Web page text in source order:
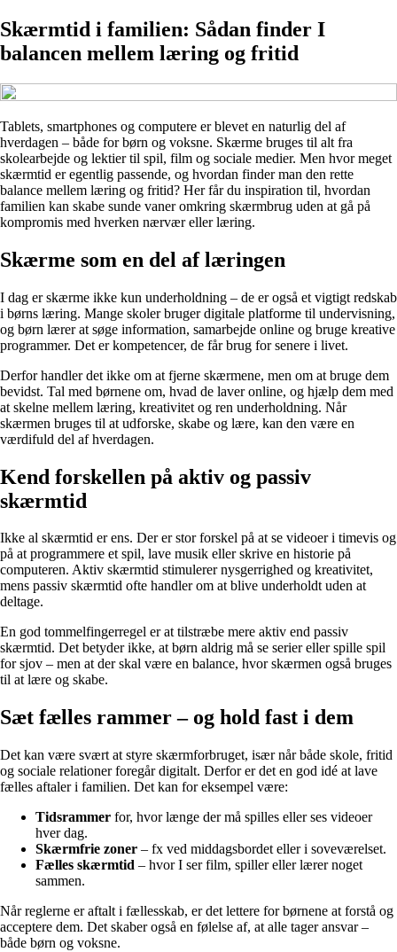
Skærmtid i familien: Sådan finder I
balancen mellem læring og fritid
Tablets, smartphones og computere er blevet en naturlig del af
hverdagen – både for børn og voksne. Skærme bruges til alt fra
skolearbejde og lektier til spil, film og sociale medier. Men hvor meget
skærmtid er egentlig passende, og hvordan finder man den rette
balance mellem læring og fritid? Her får du inspiration til, hvordan
familien kan skabe sunde vaner omkring skærmbrug uden at gå på
kompromis med hverken nærvær eller læring.
Skærme som en del af læringen
I dag er skærme ikke kun underholdning – de er også et vigtigt redskab
i børns læring. Mange skoler bruger digitale platforme til undervisning,
og børn lærer at søge information, samarbejde online og bruge kreative
programmer. Det er kompetencer, de får brug for senere i livet.
Derfor handler det ikke om at fjerne skærmene, men om at bruge dem
bevidst. Tal med børnene om, hvad de laver online, og hjælp dem med
at skelne mellem læring, kreativitet og ren underholdning. Når
skærmen bruges til at udforske, skabe og lære, kan den være en
værdifuld del af hverdagen.
Kend forskellen på aktiv og passiv
skærmtid
Ikke al skærmtid er ens. Der er stor forskel på at se videoer i timevis og
på at programmere et spil, lave musik eller skrive en historie på
computeren. Aktiv skærmtid stimulerer nysgerrighed og kreativitet,
mens passiv skærmtid ofte handler om at blive underholdt uden at
deltage.
En god tommelfingerregel er at tilstræbe mere aktiv end passiv
skærmtid. Det betyder ikke, at børn aldrig må se serier eller spille spil
for sjov – men at der skal være en balance, hvor skærmen også bruges
til at lære og skabe.
Sæt fælles rammer – og hold fast i dem
Det kan være svært at styre skærmforbruget, især når både skole, fritid
og sociale relationer foregår digitalt. Derfor er det en god idé at lave
fælles aftaler i familien. Det kan for eksempel være:
Tidsrammer for, hvor længe der må spilles eller ses videoer
hver dag.
Skærmfrie zoner – fx ved middagsbordet eller i soveværelset.
Fælles skærmtid – hvor I ser film, spiller eller lærer noget
sammen.
Når reglerne er aftalt i fællesskab, er det lettere for børnene at forstå og
acceptere dem. Det skaber også en følelse af, at alle tager ansvar –
både børn og voksne.